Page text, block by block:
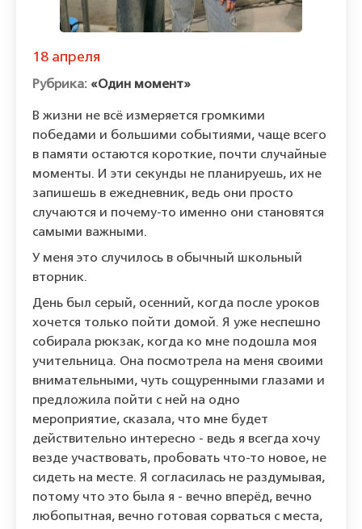
18 апреля
«Один момент»
В жизни не всё измеряется громкими
победами и большими событиями, чаще всего
в памяти остаются короткие, почти случайные
моменты. И эти секунды не планируешь, их не
запишешь в ежедневник, ведь они просто
случаются и почему-то именно они становятся
самыми важными.
У меня это случилось в обычный школьный
вторник.
День был серый, осенний, когда после уроков
хочется только пойти домой. Я уже неспешно
собирала рюкзак, когда ко мне подошла моя
учительница. Она посмотрела на меня своими
внимательными, чуть сощуренными глазами и
предложила пойти с ней на одно
мероприятие, сказала, что мне будет
действительно интересно - ведь я всегда хочу
везде участвовать, пробовать что-то новое, не
сидеть на месте. Я согласилась не раздумывая,
потому что это была я - вечно вперёд, вечно
любопытная, вечно готовая сорваться с места,